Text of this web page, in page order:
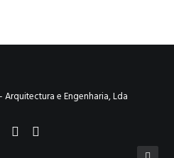
e Engenharia, Lda